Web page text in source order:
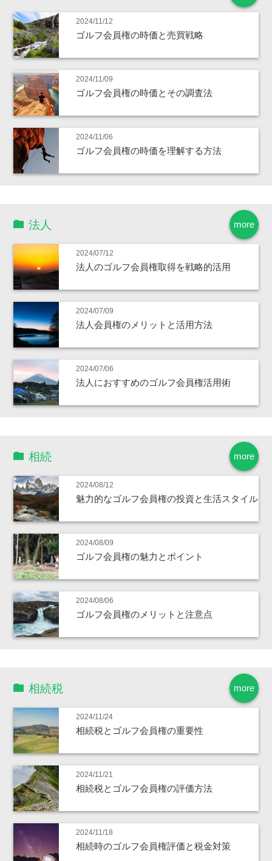
2024/11/12
ゴルフ会員権の時価と売買戦略
2024/11/09
ゴルフ会員権の時価とその調査法
2024/11/06
ゴルフ会員権の時価を理解する方法
more
法人
2024/07/12
法人のゴルフ会員権取得を戦略的活用
2024/07/09
法人会員権のメリットと活用方法
2024/07/06
法人におすすめのゴルフ会員権活用術
more
相続
2024/08/12
魅力的なゴルフ会員権の投資と生活スタイル
2024/08/09
ゴルフ会員権の魅力とポイント
2024/08/06
ゴルフ会員権のメリットと注意点
more
相続税
2024/11/24
相続税とゴルフ会員権の重要性
2024/11/21
相続税とゴルフ会員権の評価方法
2024/11/18
相続時のゴルフ会員権評価と税金対策